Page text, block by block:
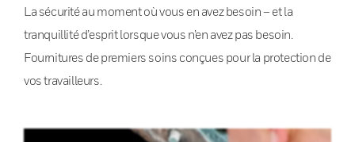
La sécurité au moment où vous en avez besoin – et la
tranquillité d’esprit lorsque vous n’en avez pas besoin.
Fournitures de premiers soins conçues pour la protection de
vos travailleurs.